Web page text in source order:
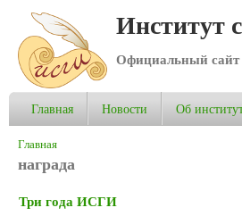
Институт
Официальный сайт
Главная Новости Об
Вы здесь
Главная
награда
Три года ИСГИ